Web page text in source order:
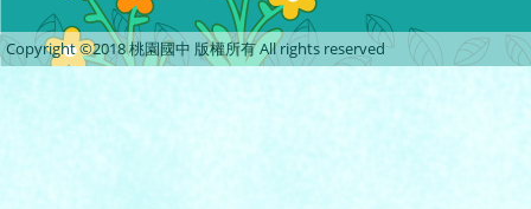
Copyright ©2018 桃園國中 版權所有 All rights reserved